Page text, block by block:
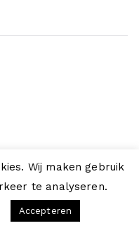
doorZakraen
Wij maken gebruik
te analyseren.
Accepteren